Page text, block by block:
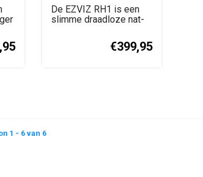
Droogstofzuiger
De EZVIZ RH1 is een
slimme draadloze nat-
€399,95
1 - 6 van 6